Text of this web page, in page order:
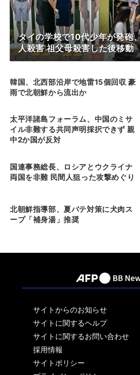
タイの学校で10代少年が発砲
人殺害 祖父母殺害した後移動
韓国、北西部沿岸で地雷15個回収 豪
雨で北朝鮮から流出か
太平洋諸島フォーラム、中国のミサ
イル非難する共同声明採択できず 親
中2か国が反対
国連事務総長、ロシアとウクライナ
両国を非難 民間人狙った攻撃めぐり
北朝鮮指導部、夏バテ対策に犬肉ス
ープ「補身湯」推奨
サイトからのお知らせ
サイトに関するヘルプ
サイトに関するお問い合わせ
採用情報
サイトポリシー